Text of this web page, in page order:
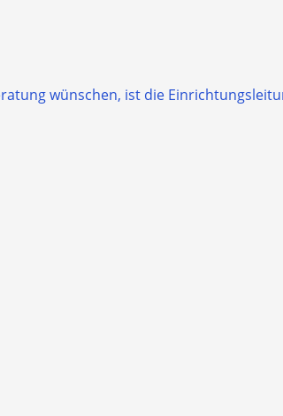
wünschen, ist die